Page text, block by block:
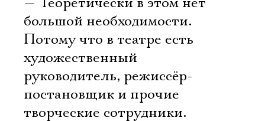
большой необходимости.
Потому что в театре есть
художественный
руководитель, режиссёр-
постановщик и прочие
творческие сотрудники.